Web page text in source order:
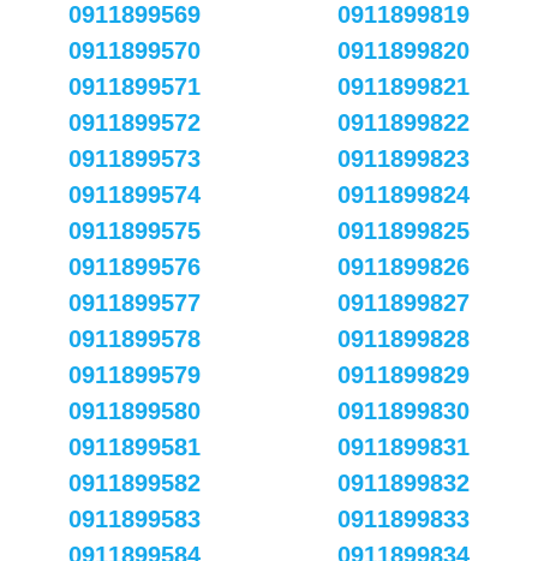
0911899569
0911899570
0911899571
0911899572
0911899573
0911899574
0911899575
0911899576
0911899577
0911899578
0911899579
0911899580
0911899581
0911899582
0911899583
0911899584
0911899819
0911899820
0911899821
0911899822
0911899823
0911899824
0911899825
0911899826
0911899827
0911899828
0911899829
0911899830
0911899831
0911899832
0911899833
0911899834